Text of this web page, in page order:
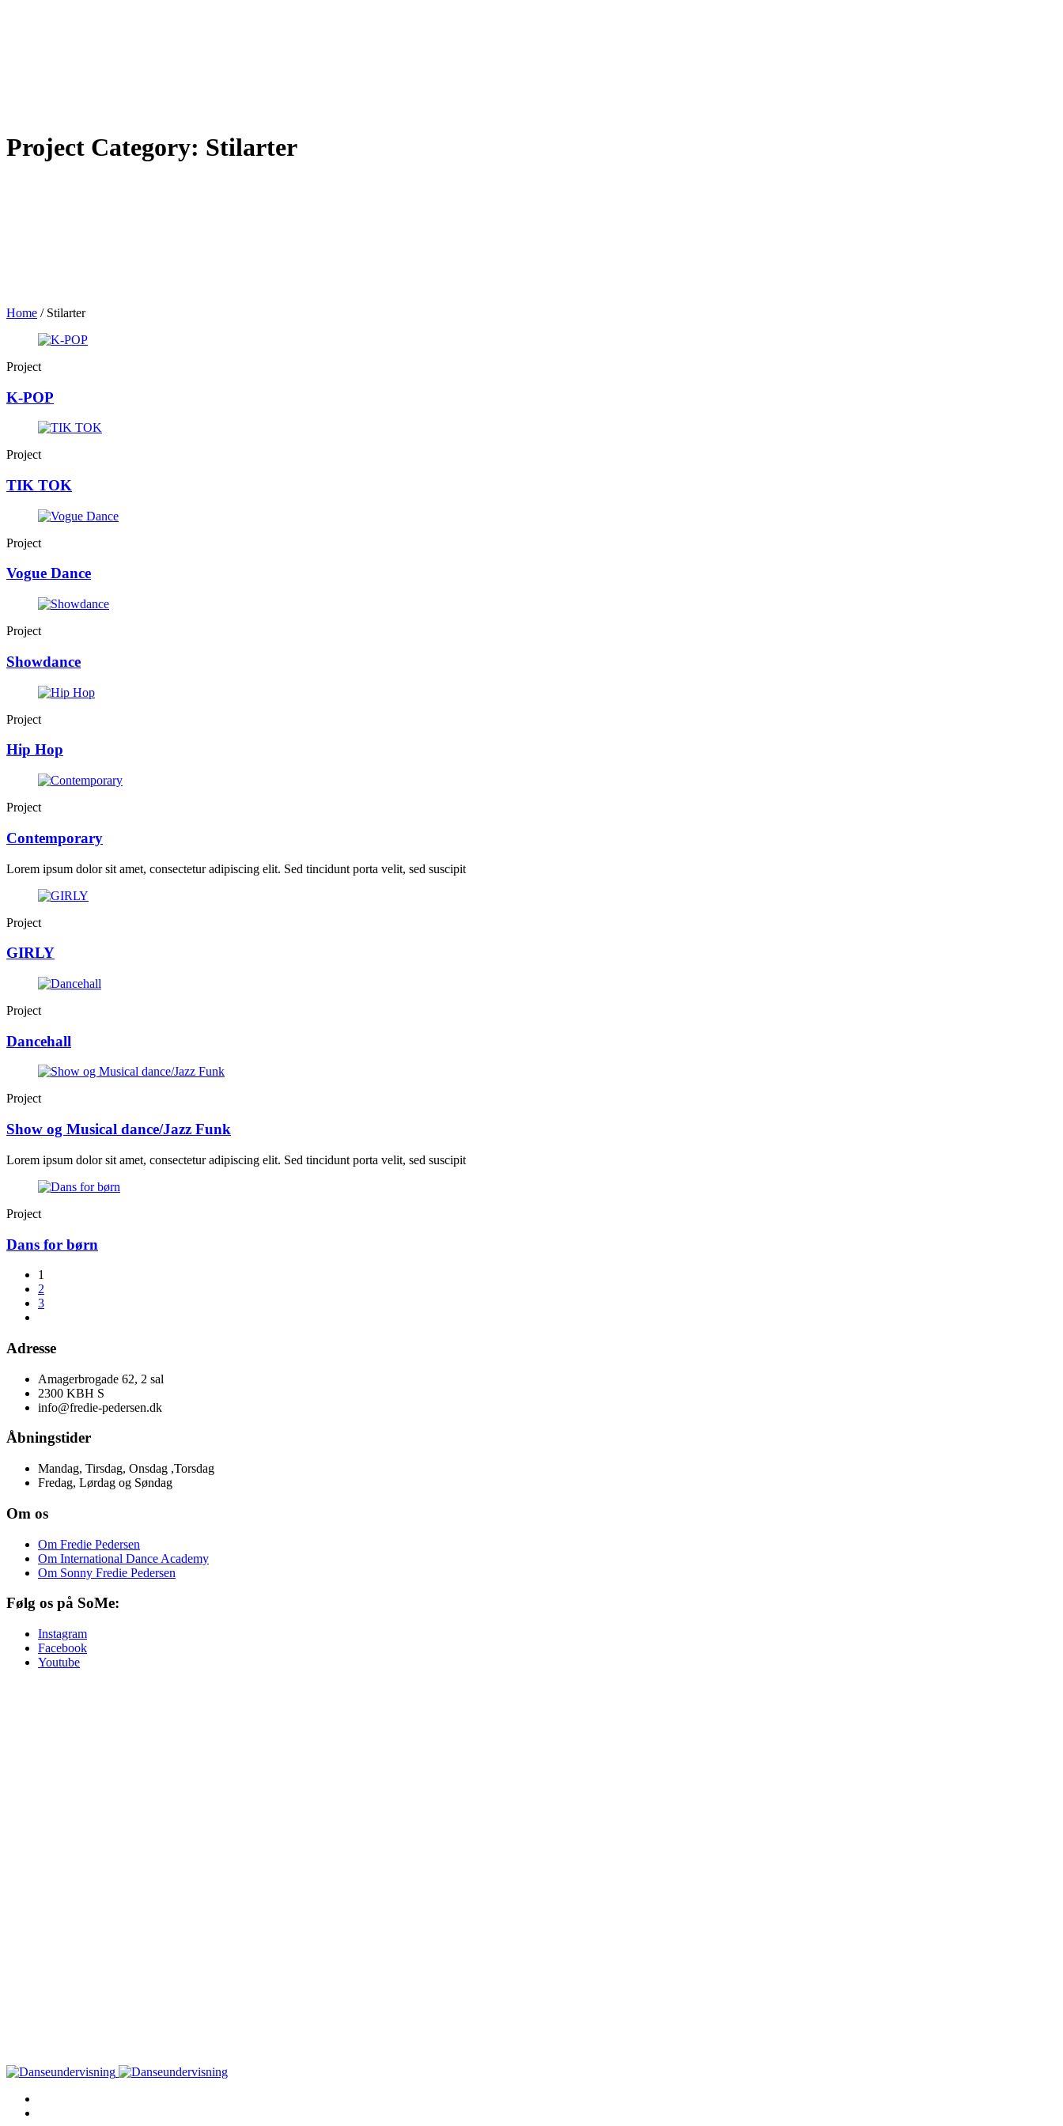
Project Category: Stilarter
Home / Stilarter
Project
K-POP
Project
TIK TOK
Project
Vogue Dance
Project
Showdance
Project
Hip Hop
Project
Contemporary
Lorem ipsum dolor sit amet, consectetur adipiscing elit. Sed tincidunt porta velit, sed suscipit
Project
GIRLY
Project
Dancehall
Project
Show og Musical dance/Jazz Funk
Lorem ipsum dolor sit amet, consectetur adipiscing elit. Sed tincidunt porta velit, sed suscipit
Project
Dans for børn
1
2
3
Adresse
Amagerbrogade 62, 2 sal
2300 KBH S
info@fredie-pedersen.dk
Åbningstider
Mandag, Tirsdag, Onsdag ,Torsdag
Fredag, Lørdag og Søndag
Om os
Om Fredie Pedersen
Om International Dance Academy
Om Sonny Fredie Pedersen
Følg os på SoMe:
Instagram
Facebook
Youtube